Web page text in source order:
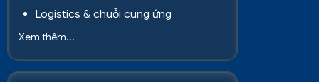
Logistics & chuỗi cung ứng
Xem thêm...